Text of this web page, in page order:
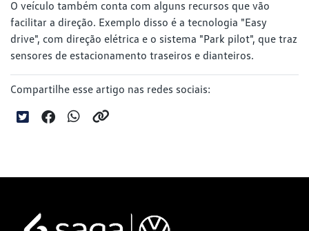
O veículo também conta com alguns recursos que vão
facilitar a direção. Exemplo disso é a tecnologia "Easy
drive", com direção elétrica e o sistema "Park pilot", que traz
sensores de estacionamento traseiros e dianteiros.
Compartilhe esse artigo nas redes sociais: